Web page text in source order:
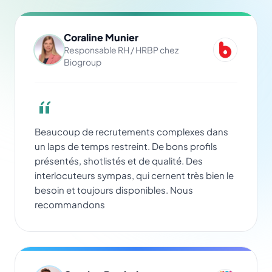
Coraline Munier
Responsable RH / HRBP chez
Biogroup
Beaucoup de recrutements complexes dans
un laps de temps restreint. De bons profils
présentés, shotlistés et de qualité. Des
interlocuteurs sympas, qui cernent très bien le
besoin et toujours disponibles. Nous
recommandons